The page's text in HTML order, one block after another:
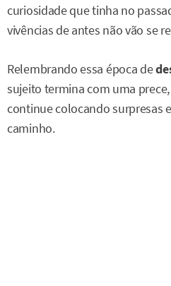
curiosidade que tinha no
vivências de antes não vão se
Relembrando essa época de
sujeito termina com uma
continue colocando surpresas
caminho.